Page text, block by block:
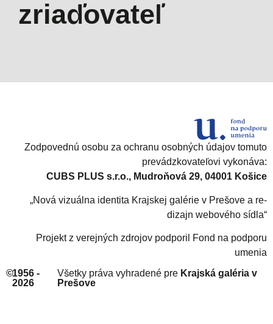
zriaďovateľ
Zodpovednú osobu za ochranu osobných údajov tomuto
prevádzkovateľovi vykonáva:
CUBS PLUS s.r.o., Mudroňová 29, 04001 Košice
„Nová vizuálna identita Krajskej galérie v Prešove a re-
dizajn webového sídla“
Projekt z verejných zdrojov podporil Fond na podporu
umenia
©1956 -
2026
Všetky práva vyhradené pre Krajská galéria v
Prešove